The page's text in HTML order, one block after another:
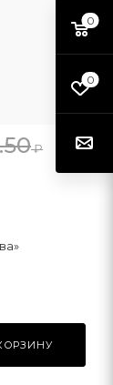
₽
0
0